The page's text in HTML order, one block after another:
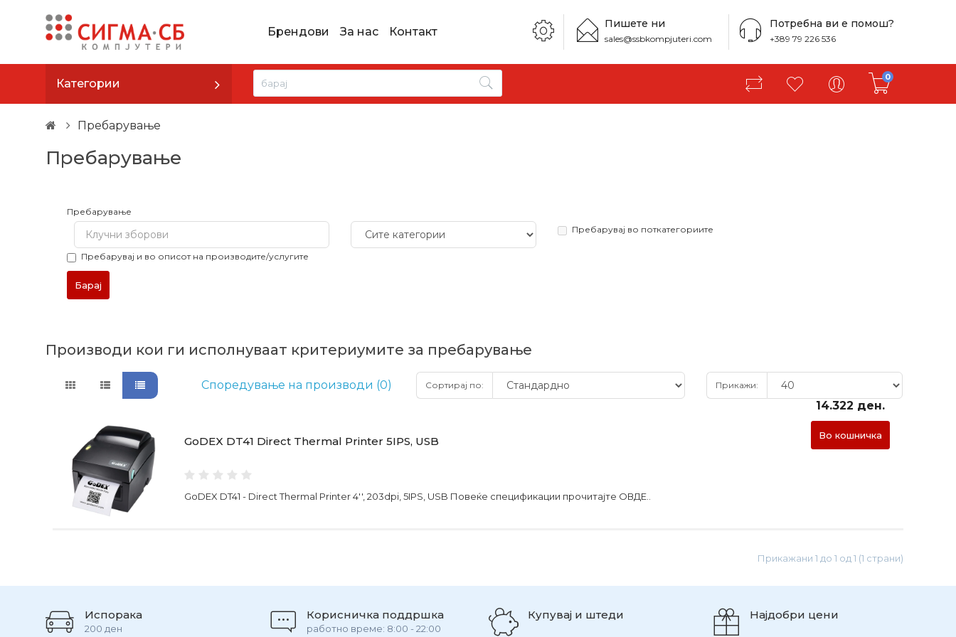
Брендови За нас Контакт
Потребна ви е помош?
+389 79 226 536
Пишете ни
sales@ssbkompjuteri.com
Категории 0
Пребарување
Пребарување
Пребарување
Пребарувај во поткатегориите
Пребарувај и во описот на производите/услугите
Производи кои ги исполнуваат критериумите за пребарување
Споредување на производи (0) Сортирај по: Прикажи:
GoDEX DT41 Direct Thermal Printer 5IPS, USB
GoDEX DT41 - Direct Thermal Printer 4'', 203dpi, 5IPS, USB Повеќе спецификации прочитајте ОВДЕ..
14.322 ден.
Во кошничка
Прикажани 1 до 1 од 1 (1 страни)
Испорака
200 ден
Корисничка поддршка
работно време: 8:00 - 22:00
Купувај и штеди Најдобри цени